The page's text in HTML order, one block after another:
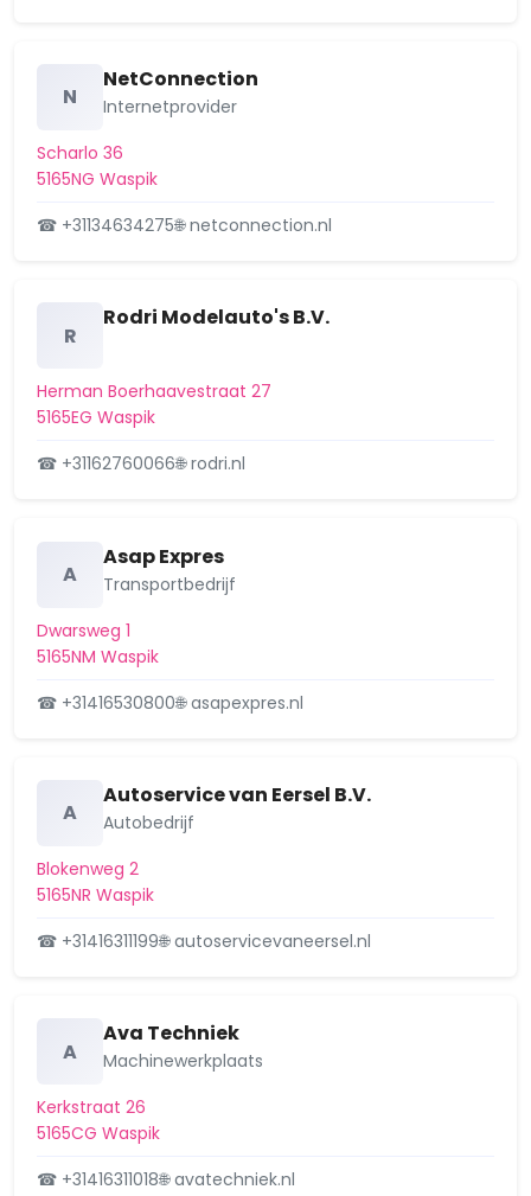
N
NetConnection
Internetprovider
Scharlo 36
5165NG Waspik
☎ +31134634275🌐 netconnection.nl
R
Rodri Modelauto's B.V.
Herman Boerhaavestraat 27
5165EG Waspik
☎ +31162760066🌐 rodri.nl
A
Asap Expres
Transportbedrijf
Dwarsweg 1
5165NM Waspik
☎ +31416530800🌐 asapexpres.nl
A
Autoservice van Eersel B.V.
Autobedrijf
Blokenweg 2
5165NR Waspik
☎ +31416311199🌐 autoservicevaneersel.nl
A
Ava Techniek
Machinewerkplaats
Kerkstraat 26
5165CG Waspik
☎ +31416311018🌐 avatechniek.nl